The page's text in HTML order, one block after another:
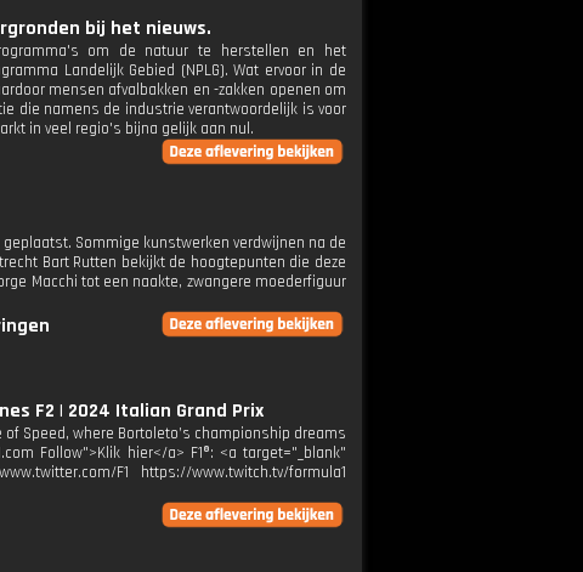
bij het nieuws.
om de natuur te herstellen en het
Landelijk Gebied (NPLG). Wat ervoor in de
mensen afvalbakken en -zakken openen om
die namens de industrie verantwoordelijk is voor
in veel regio's bijna gelijk aan nul.
Sommige kunstwerken verdwijnen na de
Bart Rutten bekijkt de hoogtepunten die deze
Macchi tot een naakte, zwangere moederfiguur
F2 | 2024 Italian Grand Prix
Speed, where Bortoleto’s championship dreams
Follow">Klik hier</a> F1®: <a target="_blank"
F1 https://www.twitch.tv/formula1